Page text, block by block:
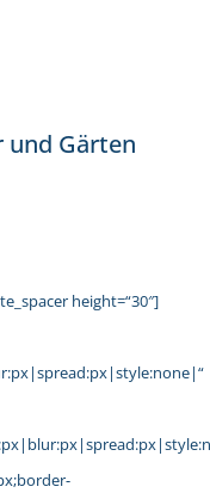
und Gärten
height=“30″]